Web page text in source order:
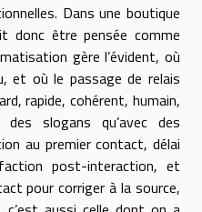
Dans une boutique
donc être pensée comme
gère l’évident, où
et où le passage de relais
rapide, cohérent, humain,
slogans qu’avec des
au premier contact, délai
post-interaction, et
pour corriger à la source,